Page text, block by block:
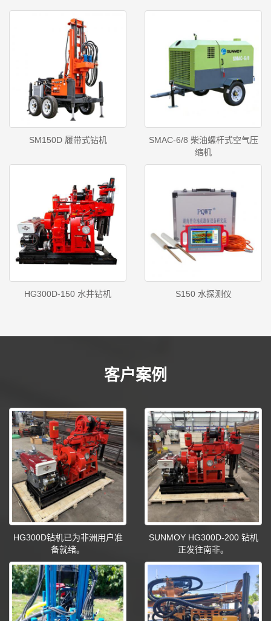
SM150D 履带式钻机
SMAC-6/8 柴油螺杆式空气压
缩机
HG300D-150 水井钻机 S150 水探测仪
客户案例
HG300D钻机已为非洲用户准
备就绪。
SUNMOY HG300D-200 钻机
正发往南非。